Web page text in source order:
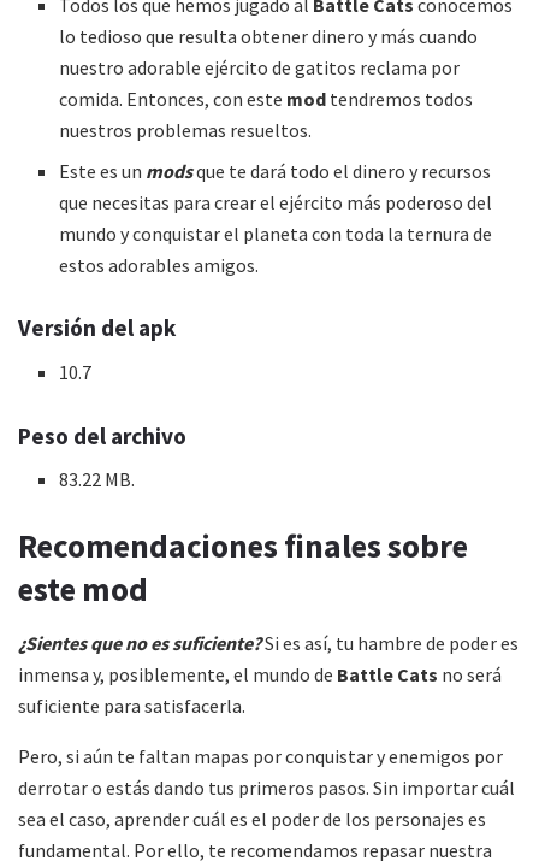
lo tedioso que resulta obtener dinero y más cuando
nuestro adorable ejército de gatitos reclama por
comida. Entonces, con este mod tendremos todos
nuestros problemas resueltos.
Este es un modsque te dará todo el dinero y recursos
que necesitas para crear el ejército más poderoso del
mundo y conquistar el planeta con toda la ternura de
estos adorables amigos.
Versión del apk
10.7
Peso del archivo
83.22 MB.
Recomendaciones finales sobre
este mod
¿Sientes que no es suficiente?Si es así, tu hambre de poder es
inmensa y, posiblemente, el mundo de Battle Cats no será
suficiente para satisfacerla.
Pero, si aún te faltan mapas por conquistar y enemigos por
derrotar o estás dando tus primeros pasos. Sin importar cuál
sea el caso, aprender cuál es el poder de los personajes es
fundamental. Por ello, te recomendamos repasar nuestra